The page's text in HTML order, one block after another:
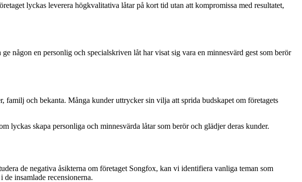
lyckas leverera högkvalitativa låtar på kort tid utan att kompromissa med resultatet,
någon en personlig och specialskriven låt har visat sig vara en minnesvärd gest som berör
och bekanta. Många kunder uttrycker sin vilja att sprida budskapet om företagets
lyckas skapa personliga och minnesvärda låtar som berör och glädjer deras kunder.
de negativa åsikterna om företaget Songfox, kan vi identifiera vanliga teman som
insamlade recensionerna.